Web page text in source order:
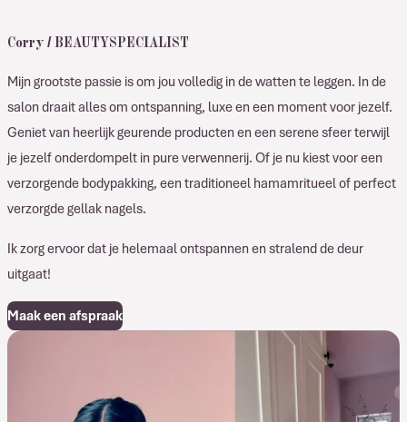
Corry / BEAUTYSPECIALIST
Mijn grootste passie is om jou volledig in de watten te leggen. In de
salon draait alles om ontspanning, luxe en een moment voor jezelf.
Geniet van heerlijk geurende producten en een serene sfeer terwijl
je jezelf onderdompelt in pure verwennerij. Of je nu kiest voor een
verzorgende bodypakking, een traditioneel hamamritueel of perfect
verzorgde gellak nagels.
Ik zorg ervoor dat je helemaal ontspannen en stralend de deur
uitgaat!
Maak een afspraak